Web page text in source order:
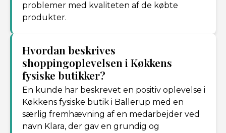
problemer med kvaliteten af de købte
produkter.
Hvordan beskrives
shoppingoplevelsen i Køkkens
fysiske butikker?
En kunde har beskrevet en positiv oplevelse i
Køkkens fysiske butik i Ballerup med en
særlig fremhævning af en medarbejder ved
navn Klara, der gav en grundig og